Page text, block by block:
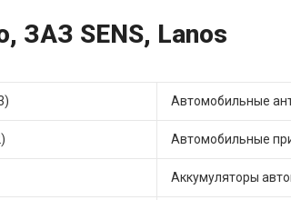
ЗАЗ SENS, Lanos
Автомобильные
Автомобильные
Аккумуляторы